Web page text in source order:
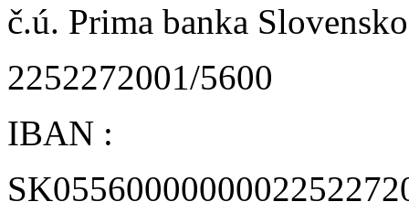
č.ú. Prima banka
2252272001/5600
IBAN :